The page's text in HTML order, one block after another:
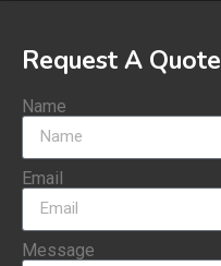
Request A Quote
Name
Email
Message